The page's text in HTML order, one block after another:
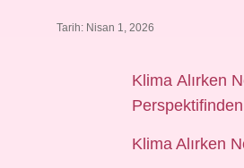
Tarih: Nisan 1, 2026
Klima Alırken
Klima Alırken